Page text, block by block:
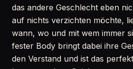
das andere Geschlecht eben
auf nichts verzichten möchte,
wann, wo und mit wem immer
fester Body bringt dabei ihre
den Verstand und ist das